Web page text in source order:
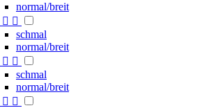
normal/breit
 
schmal
normal/breit
 
schmal
normal/breit
 